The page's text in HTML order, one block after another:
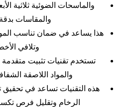
والماسحات الضوئية ثلاثية
والمقاسات
هذا يساعد في ضمان تناسب
وتلافي
تستخدم تقنيات تثبيت متقدمة
والمواد اللاصقة
هذه التقنيات تساعد في تحقيق
الرخام وتقليل فرص